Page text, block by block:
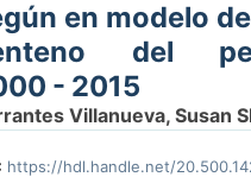
en modelo
del
- 2015
Villanueva, Susan
https://hdl.handle.net/